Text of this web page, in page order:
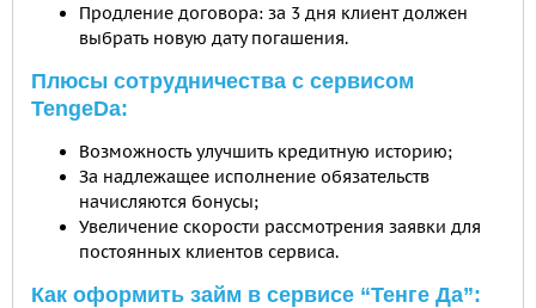
Продление договора: за 3 дня клиент должен
выбрать новую дату погашения.
Плюсы сотрудничества с сервисом
TengeDa:
Возможность улучшить кредитную историю;
За надлежащее исполнение обязательств
начисляются бонусы;
Увеличение скорости рассмотрения заявки для
постоянных клиентов сервиса.
Как оформить займ в сервисе “Тенге Да”: